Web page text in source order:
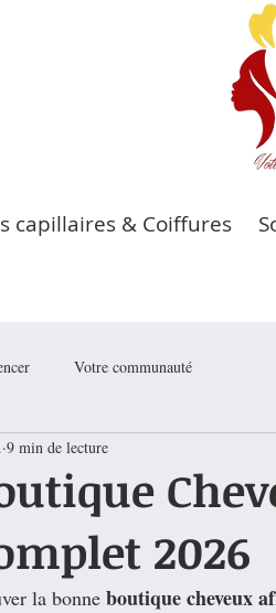
capillaires & Coiffures
Votre communauté
2026
9 min de lecture
la bonne boutique cheveux